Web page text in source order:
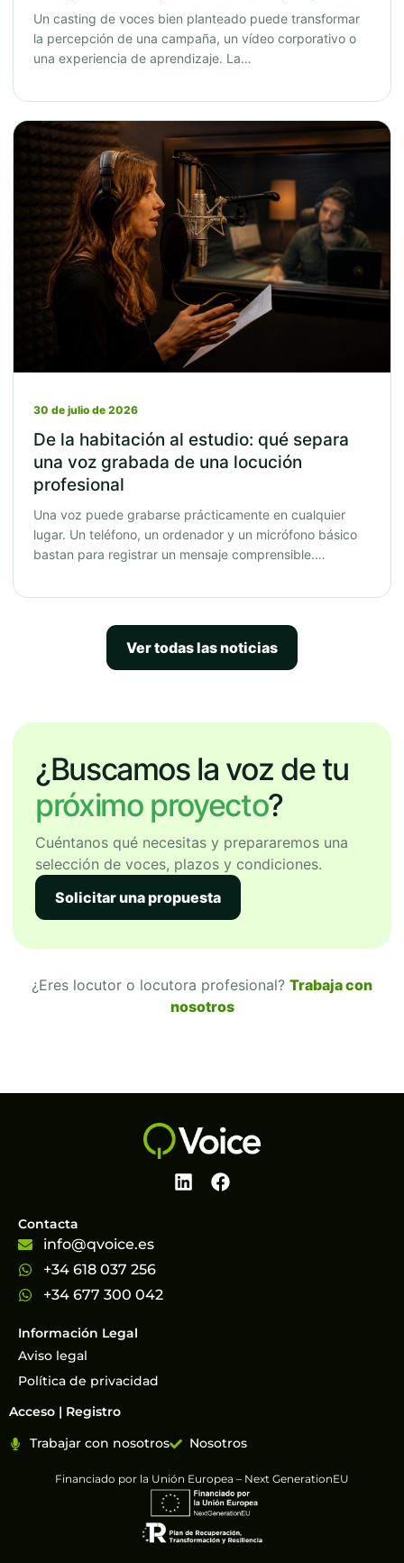
Un casting de voces bien planteado puede transformar
la percepción de una campaña, un vídeo corporativo o
una experiencia de aprendizaje. La…
30 de julio de 2026
De la habitación al estudio: qué separa
una voz grabada de una locución
profesional
Una voz puede grabarse prácticamente en cualquier
lugar. Un teléfono, un ordenador y un micrófono básico
bastan para registrar un mensaje comprensible.…
Ver todas las noticias
¿Buscamos la voz de tu
próximo proyecto?
Cuéntanos qué necesitas y prepararemos una
selección de voces, plazos y condiciones.
Solicitar una propuesta
¿Eres locutor o locutora profesional? Trabaja con
nosotros
Información Legal
Aviso legal
Política de privacidad
Contacta
info@qvoice.es
+34 618 037 256
+34 677 300 042
Acceso | Registro
Trabajar con nosotros
Nosotros
Financiado por la Unión Europea – Next GenerationEU